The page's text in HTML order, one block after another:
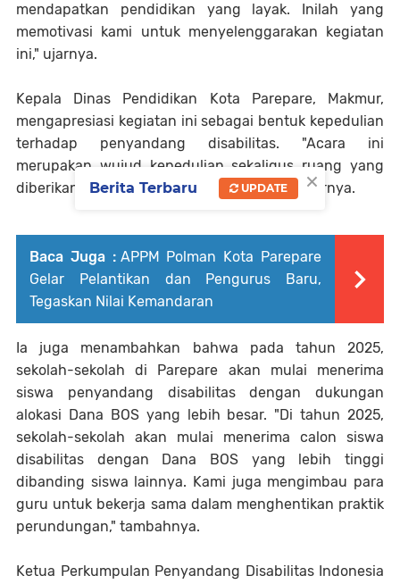
mendapatkan pendidikan yang layak. Inilah yang
memotivasi kami untuk menyelenggarakan kegiatan
ini," ujarnya.
Kepala Dinas Pendidikan Kota Parepare, Makmur,
mengapresiasi kegiatan ini sebagai bentuk kepedulian
terhadap penyandang disabilitas. "Acara ini
merupakan wujud kepedulian sekaligus ruang yang
diberikan untuk penyandang disabilitas," tuturnya.
Baca Juga : APPM Polman Kota Parepare
Gelar Pelantikan dan Pengurus Baru,
Tegaskan Nilai Kemandaran
Ia juga menambahkan bahwa pada tahun 2025,
sekolah-sekolah di Parepare akan mulai menerima
siswa penyandang disabilitas dengan dukungan
alokasi Dana BOS yang lebih besar. "Di tahun 2025,
sekolah-sekolah akan mulai menerima calon siswa
disabilitas dengan Dana BOS yang lebih tinggi
dibanding siswa lainnya. Kami juga mengimbau para
guru untuk bekerja sama dalam menghentikan praktik
perundungan," tambahnya.
Ketua Perkumpulan Penyandang Disabilitas Indonesia
×
Berita Terbaru UPDATE